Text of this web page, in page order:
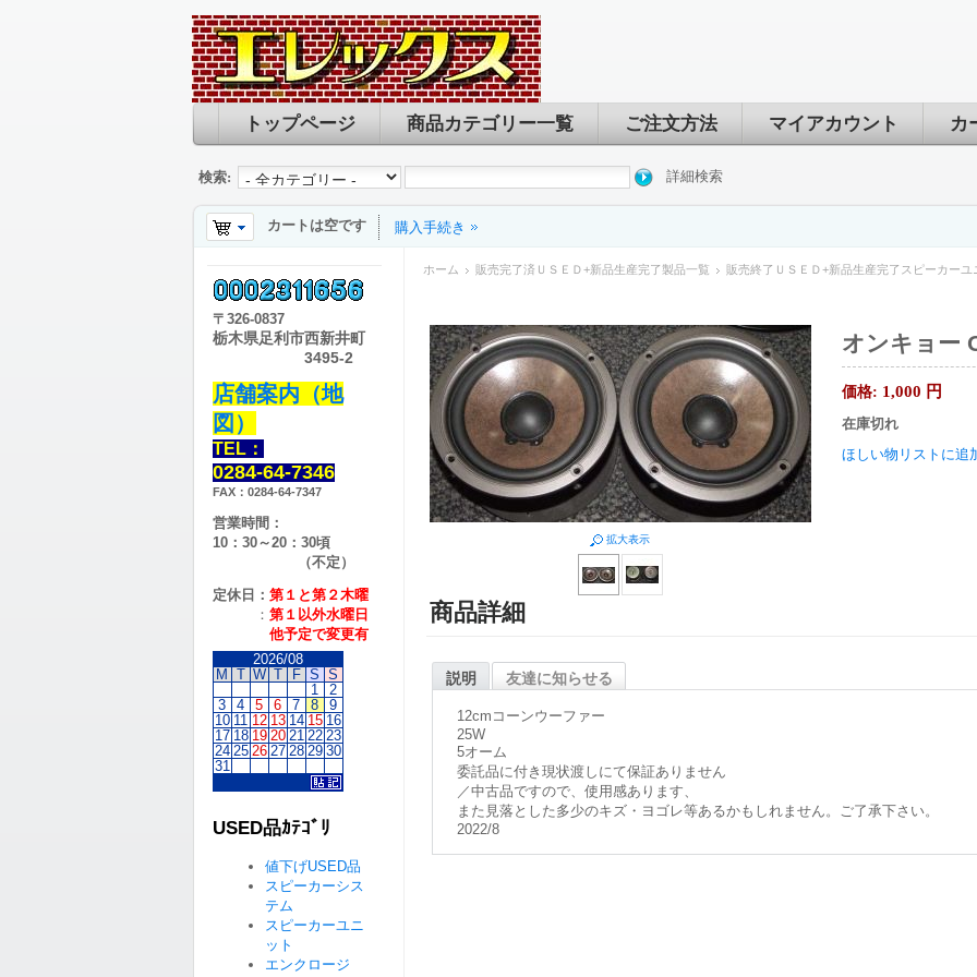
トップページ 商品カテゴリー一覧 ご注文方法 マイアカウント カ
検索: 詳細検索
カートは空です 購入手続き
ホーム 販売完了済ＵＳＥＤ+新品生産完了製品一覧 販売終了ＵＳＥＤ+新品生産完了スピーカーユ
拡大表示
オンキョー
価格: 1,000 円
在庫切れ
ほしい物リストに追
商品詳細
説明 友達に知らせる
12cmコーンウーファー
25W
5オーム
委託品に付き現状渡しにて保証ありません
／中古品ですので、使用感あります、
また見落とした多少のキズ・ヨゴレ等あるかもしれません。ご了承下さい。
2022/8
〒 326-0837
栃木県足利市西新井町
3495-2
店舗案内（地
図）
TEL：
0284-64-7346
FAX：0284-64-7347
営業時間：
10：30～20：30頃
（不定）
定休日： 第１と第２木曜
： 第１以外水曜日
他予定で変更有
2026/08
M
T W T F S S
1
2
3
4 5 6 7 8
9
10 11 12 13 14 15 16
17 18 19 20 21 22 23
24 25 26 27 28 29 30
31
USED品ｶﾃｺﾞﾘ
値下げUSED品
スピーカーシス
テム
スピーカーユニ
ット
エンクロージ